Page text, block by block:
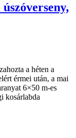
a héten a
érmei után, a mai
6×50 m-es
kosárlabda